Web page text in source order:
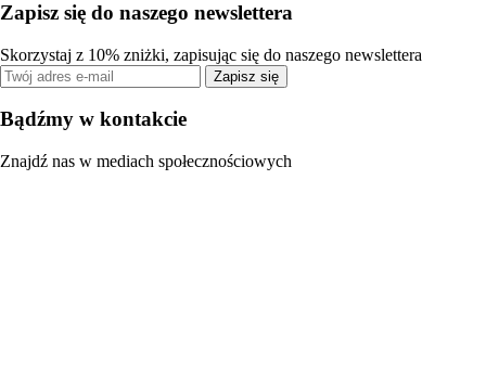
Zapisz się do naszego newslettera
Skorzystaj z 10% zniżki, zapisując się do naszego newslettera
Zapisz się
Bądźmy w kontakcie
Znajdź nas w mediach społecznościowych